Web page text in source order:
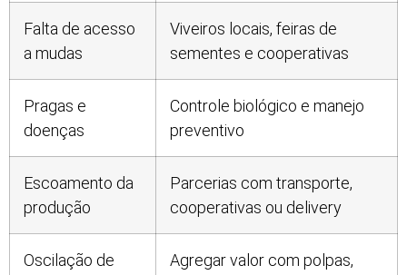
Falta de acesso
a mudas
Viveiros locais, feiras de
sementes e cooperativas
Pragas e
doenças
Controle biológico e manejo
preventivo
Escoamento da
produção
Parcerias com transporte,
cooperativas ou delivery
Oscilação de Agregar valor com polpas,